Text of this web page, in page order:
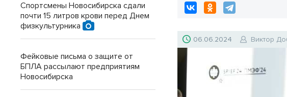
06.06.2024 Виктор
Спортсмены Новосибирска сдали
почти 15 литров крови перед Днем
физкультурника
Фейковые письма о защите от
БПЛА рассылают предприятиям
Новосибирска